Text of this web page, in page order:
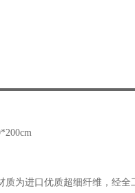
为进口优质超细纤维，经